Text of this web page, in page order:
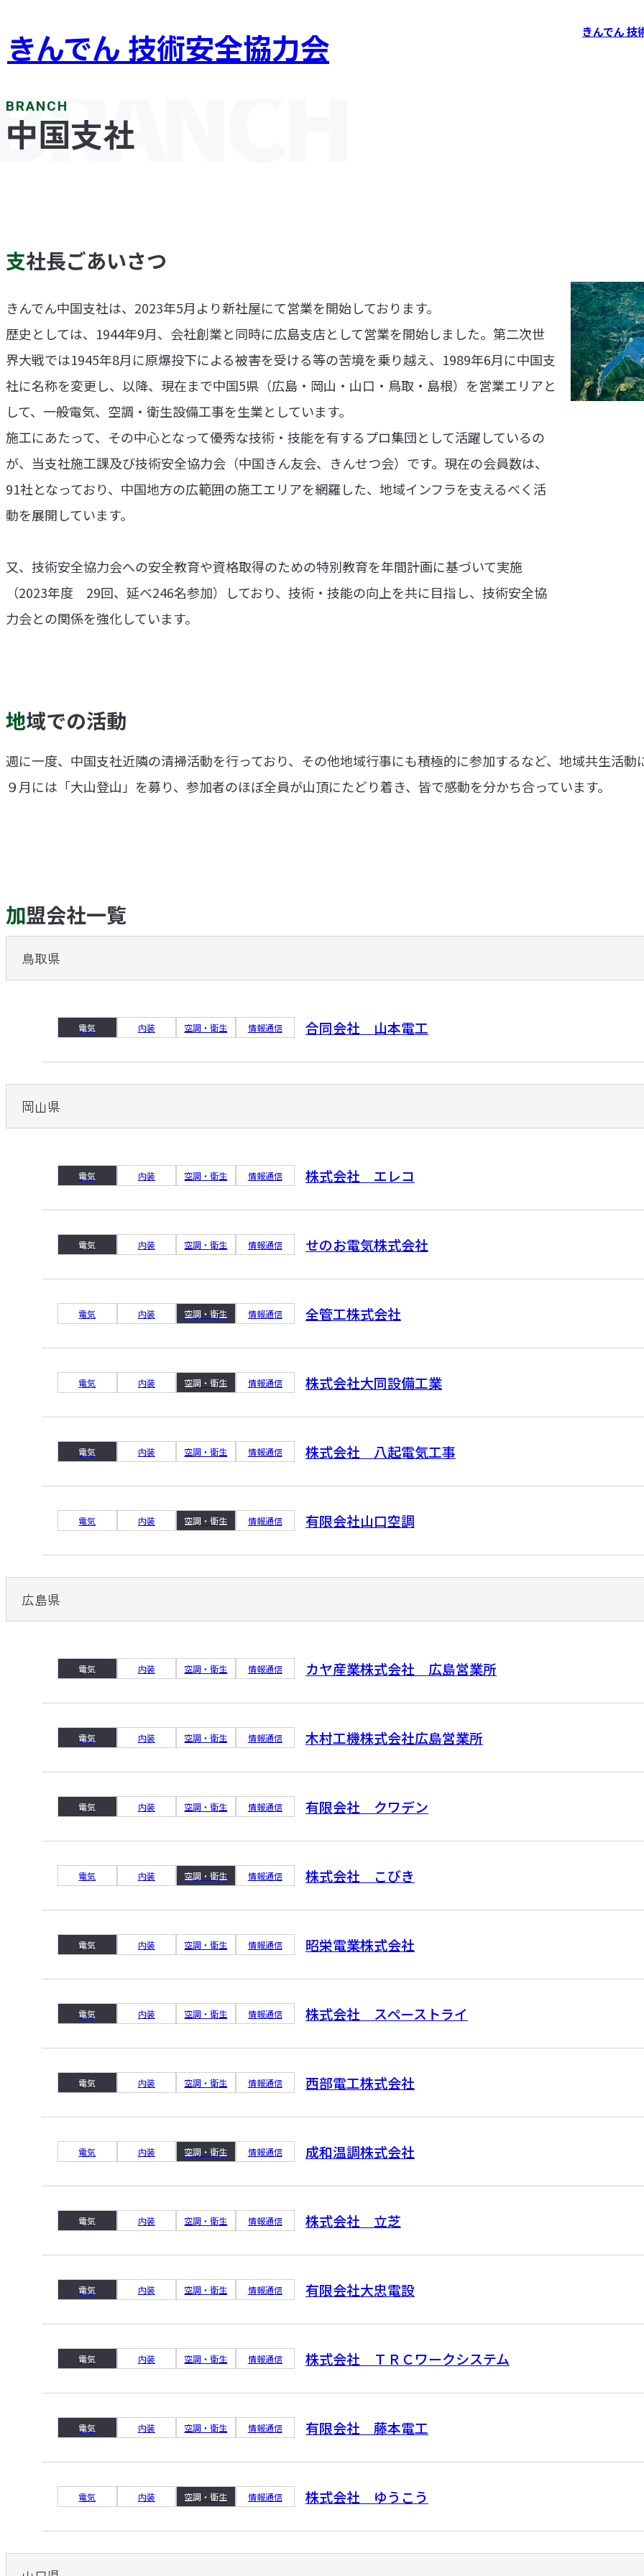
きんでん 技術安全協力会 きんでん 技
中国支社
支社長ごあいさつ
きんでん中国支社は、2023年5月より新社屋にて営業を開始しております。
歴史としては、1944年9月、会社創業と同時に広島支店として営業を開始しました。第二次世
界大戦では1945年8月に原爆投下による被害を受ける等の苦境を乗り越え、1989年6月に中国支
社に名称を変更し、以降、現在まで中国5県（広島・岡山・山口・鳥取・島根）を営業エリアと
して、一般電気、空調・衛生設備工事を生業としています。
施工にあたって、その中心となって優秀な技術・技能を有するプロ集団として活躍しているの
が、当支社施工課及び技術安全協力会（中国きん友会、きんせつ会）です。現在の会員数は、
91社となっており、中国地方の広範囲の施工エリアを網羅した、地域インフラを支えるべく活
動を展開しています。
又、技術安全協力会への安全教育や資格取得のための特別教育を年間計画に基づいて実施
（2023年度 29回、延べ246名参加）しており、技術・技能の向上を共に目指し、技術安全協
力会との関係を強化しています。
地域での活動
週に一度、中国支社近隣の清掃活動を行っており、その他地域行事にも積極的に参加するなど、地域共生活動
９月には「大山登山」を募り、参加者のほぼ全員が山頂にたどり着き、皆で感動を分かち合っています。
加盟会社一覧
鳥取県
電気 内装 空調・衛生 情報通信 合同会社 山本電工
岡山県
電気 内装 空調・衛生 情報通信 株式会社 エレコ
電気 内装 空調・衛生 情報通信 せのお電気株式会社
電気 内装 空調・衛生 情報通信 全管工株式会社
電気 内装 空調・衛生 情報通信 株式会社大同設備工業
電気 内装 空調・衛生 情報通信 株式会社 八起電気工事
電気 内装 空調・衛生 情報通信 有限会社山口空調
広島県
電気 内装 空調・衛生 情報通信 カヤ産業株式会社 広島営業所
電気 内装 空調・衛生 情報通信 木村工機株式会社広島営業所
電気 内装 空調・衛生 情報通信 有限会社 クワデン
電気 内装 空調・衛生 情報通信 株式会社 こびき
電気 内装 空調・衛生 情報通信 昭栄電業株式会社
電気 内装 空調・衛生 情報通信 株式会社 スペーストライ
電気 内装 空調・衛生 情報通信 西部電工株式会社
電気 内装 空調・衛生 情報通信 成和温調株式会社
電気 内装 空調・衛生 情報通信 株式会社 立芝
電気 内装 空調・衛生 情報通信 有限会社大忠電設
電気 内装 空調・衛生 情報通信 株式会社 ＴＲＣワークシステム
電気 内装 空調・衛生 情報通信 有限会社 藤本電工
電気 内装 空調・衛生 情報通信 株式会社 ゆうこう